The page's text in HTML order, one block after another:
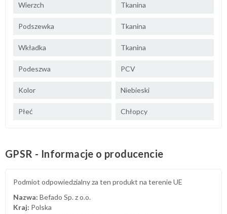
Wierzch Tkanina
Podszewka Tkanina
Wkładka Tkanina
Podeszwa PCV
Kolor Niebieski
Płeć Chłopcy
GPSR - Informacje o producencie
Podmiot odpowiedzialny za ten produkt na terenie UE
Nazwa: Befado Sp. z o.o.
Kraj: Polska